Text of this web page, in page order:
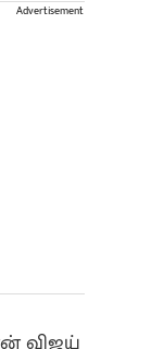
Advertisement